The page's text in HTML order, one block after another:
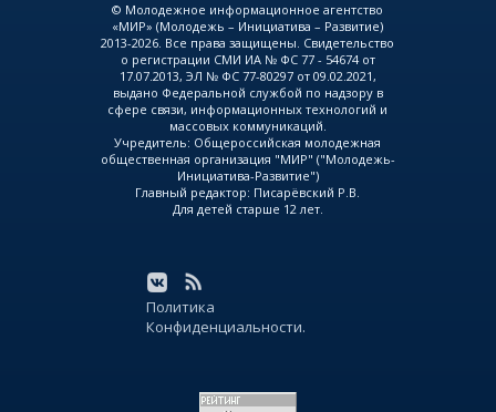
© Молодежное информационное агентство
«МИР» (Молодежь – Инициатива – Развитие)
2013-2026. Все права защищены. Свидетельство
о регистрации СМИ ИА № ФС 77 - 54674 от
17.07.2013, ЭЛ № ФС 77-80297 от 09.02.2021,
выдано Федеральной службой по надзору в
сфере связи, информационных технологий и
массовых коммуникаций.
Учредитель: Общероссийская молодежная
общественная организация "МИР" ("Молодежь-
Инициатива-Развитие")
Главный редактор: Писарёвский Р.В.
Для детей старше 12 лет.
Политика
Конфиденциальности.